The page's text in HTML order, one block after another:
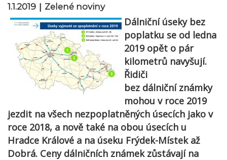
1.1.2019 | Zelené noviny
Dálniční úseky bez
poplatku se od ledna
2019 opět o pár
kilometrů navyšují.
Řidiči
bez dálniční známky
mohou v roce 2019
jezdit na všech nezpoplatněných úsecích jako v
roce 2018, a nově také na obou úsecích u
Hradce Králové a na úseku Frýdek-Místek až
Dobrá. Ceny dálničních známek zůstávají na